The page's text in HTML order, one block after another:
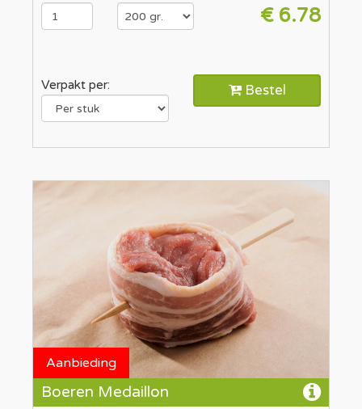
€ 6.78
Verpakt per: Bestel
Aanbieding
Boeren Medaillon